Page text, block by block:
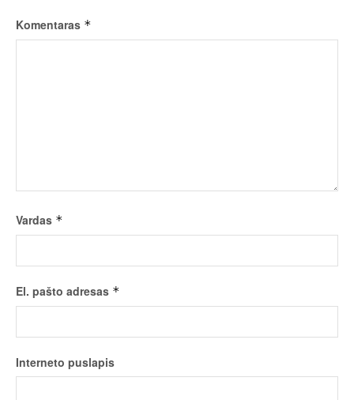
Komentaras *
Vardas *
El. pašto adresas *
Interneto puslapis